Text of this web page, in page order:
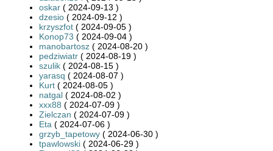
oskar ( 2024-09-13 )
dzesio ( 2024-09-12 )
krzyszfot ( 2024-09-05 )
Konop73 ( 2024-09-04 )
manobartosz ( 2024-08-20 )
pedziwiatr ( 2024-08-19 )
szulik ( 2024-08-15 )
yarasq ( 2024-08-07 )
Kurt ( 2024-08-05 )
natgal ( 2024-08-02 )
xxx88 ( 2024-07-09 )
Zielczan ( 2024-07-09 )
Eta ( 2024-07-06 )
grzyb_tapetowy ( 2024-06-30 )
tpawlowski ( 2024-06-29 )